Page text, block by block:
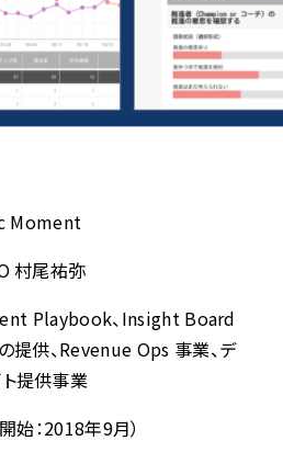
Moment
村尾祐弥
Playbook、Insight Board
提供、Revenue Ops 事業、デ
提供事業
始：2018年9月）